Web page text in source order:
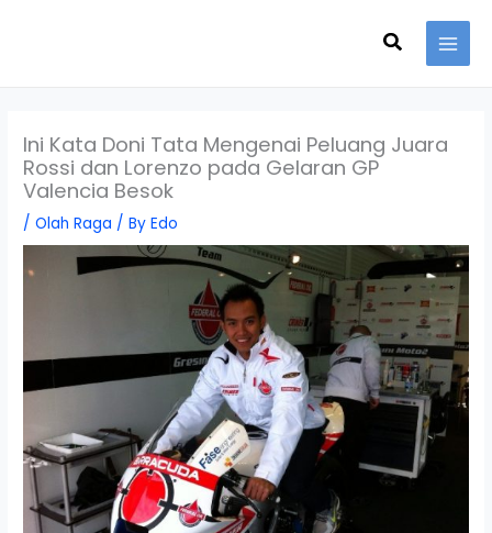
Search
Ini Kata Doni Tata Mengenai Peluang Juara
Rossi dan Lorenzo pada Gelaran GP
Valencia Besok
/Olah Raga / ByEdo